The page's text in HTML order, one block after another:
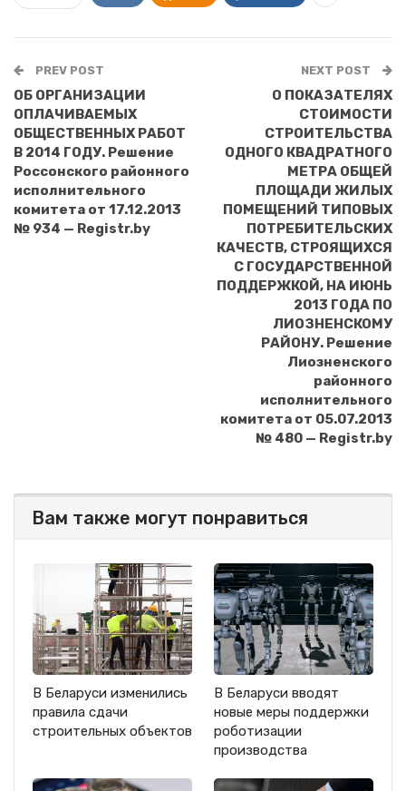
PREV POST
ОБ ОРГАНИЗАЦИИ
ОПЛАЧИВАЕМЫХ
ОБЩЕСТВЕННЫХ РАБОТ
В 2014 ГОДУ. Решение
Россонского районного
исполнительного
комитета от 17.12.2013
№ 934 — Registr.by
NEXT POST
О ПОКАЗАТЕЛЯХ
СТОИМОСТИ
СТРОИТЕЛЬСТВА
ОДНОГО КВАДРАТНОГО
МЕТРА ОБЩЕЙ
ПЛОЩАДИ ЖИЛЫХ
ПОМЕЩЕНИЙ ТИПОВЫХ
ПОТРЕБИТЕЛЬСКИХ
КАЧЕСТВ, СТРОЯЩИХСЯ
С ГОСУДАРСТВЕННОЙ
ПОДДЕРЖКОЙ, НА ИЮНЬ
2013 ГОДА ПО
ЛИОЗНЕНСКОМУ
РАЙОНУ. Решение
Лиозненского
районного
исполнительного
комитета от 05.07.2013
№ 480 — Registr.by
Вам также могут понравиться
В Беларуси изменились
правила сдачи
строительных объектов
В Беларуси вводят
новые меры поддержки
роботизации
производства